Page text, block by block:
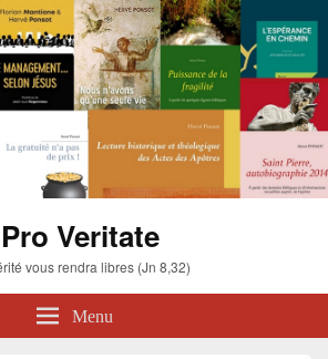
Pro Veritate
vous rendra libres (Jn 8,32)
Menu